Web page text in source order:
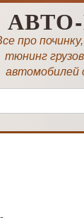
про
тюнинг
автомобилей